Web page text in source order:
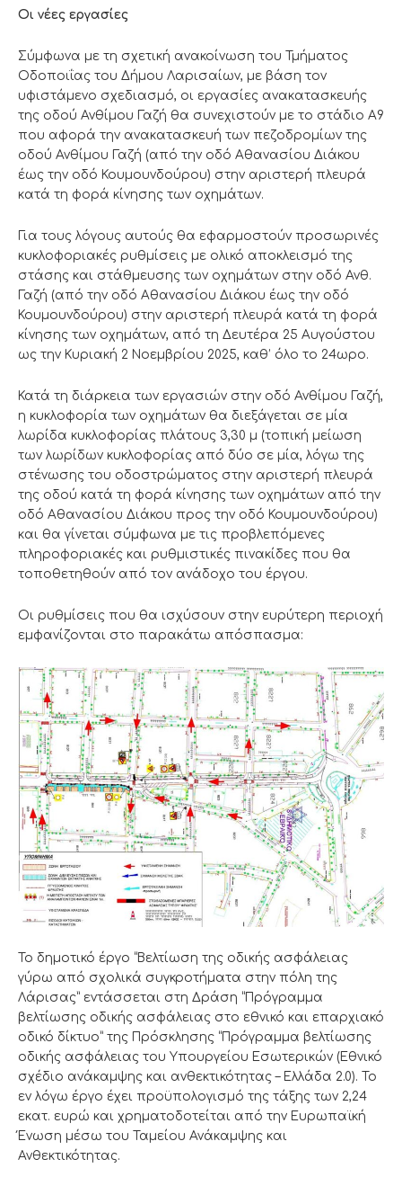
Οι νέες εργασίες
Σύμφωνα με τη σχετική ανακοίνωση του Τμήματος
Οδοποιΐας του Δήμου Λαρισαίων, με βάση τον
υφιστάμενο σχεδιασμό, οι εργασίες ανακατασκευής
της οδού Ανθίμου Γαζή θα συνεχιστούν με το στάδιο Α9
που αφορά την ανακατασκευή των πεζοδρομίων της
οδού Ανθίμου Γαζή (από την οδό Αθανασίου Διάκου
έως την οδό Κουμουνδούρου) στην αριστερή πλευρά
κατά τη φορά κίνησης των οχημάτων.
Για τους λόγους αυτούς θα εφαρμοστούν προσωρινές
κυκλοφοριακές ρυθμίσεις με ολικό αποκλεισμό της
στάσης και στάθμευσης των οχημάτων στην οδό Ανθ.
Γαζή (από την οδό Αθανασίου Διάκου έως την οδό
Κουμουνδούρου) στην αριστερή πλευρά κατά τη φορά
κίνησης των οχημάτων, από τη Δευτέρα 25 Αυγούστου
ως την Κυριακή 2 Νοεμβρίου 2025, καθ’ όλο το 24ωρο.
Κατά τη διάρκεια των εργασιών στην οδό Ανθίμου Γαζή,
η κυκλοφορία των οχημάτων θα διεξάγεται σε μία
λωρίδα κυκλοφορίας πλάτους 3,30 μ (τοπική μείωση
των λωρίδων κυκλοφορίας από δύο σε μία, λόγω της
στένωσης του οδοστρώματος στην αριστερή πλευρά
της οδού κατά τη φορά κίνησης των οχημάτων από την
οδό Αθανασίου Διάκου προς την οδό Κουμουνδούρου)
και θα γίνεται σύμφωνα με τις προβλεπόμενες
πληροφοριακές και ρυθμιστικές πινακίδες που θα
τοποθετηθούν από τον ανάδοχο του έργου.
Οι ρυθμίσεις που θα ισχύσουν στην ευρύτερη περιοχή
εμφανίζονται στο παρακάτω απόσπασμα:
Το δημοτικό έργο “Βελτίωση της οδικής ασφάλειας
γύρω από σχολικά συγκροτήματα στην πόλη της
Λάρισας” εντάσσεται στη Δράση “Πρόγραμμα
βελτίωσης οδικής ασφάλειας στο εθνικό και επαρχιακό
οδικό δίκτυο” της Πρόσκλησης “Πρόγραμμα βελτίωσης
οδικής ασφάλειας του Υπουργείου Εσωτερικών (Εθνικό
σχέδιο ανάκαμψης και ανθεκτικότητας – Ελλάδα 2.0). Το
εν λόγω έργο έχει προϋπολογισμό της τάξης των 2,24
εκατ. ευρώ και χρηματοδοτείται από την Ευρωπαϊκή
Ένωση μέσω του Ταμείου Ανάκαμψης και
Ανθεκτικότητας.